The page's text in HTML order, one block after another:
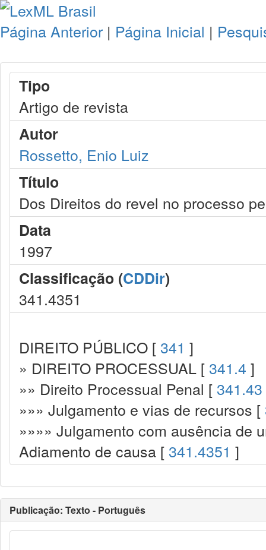
Página Anterior | Página Inicial |
Tipo
Artigo de revista
Autor
Rossetto, Enio Luiz
Título
Dos Direitos do revel no processo
Data
1997
Classificação (CDDir)
341.4351
DIREITO PÚBLICO [ 341 ]
» DIREITO PROCESSUAL [ 341.4 ]
»» Direito Processual Penal [ 341.43
»»» Julgamento e vias de recursos [
»»»» Julgamento com ausência de
Adiamento de causa [ 341.4351 ]
Publicação: Texto - Português